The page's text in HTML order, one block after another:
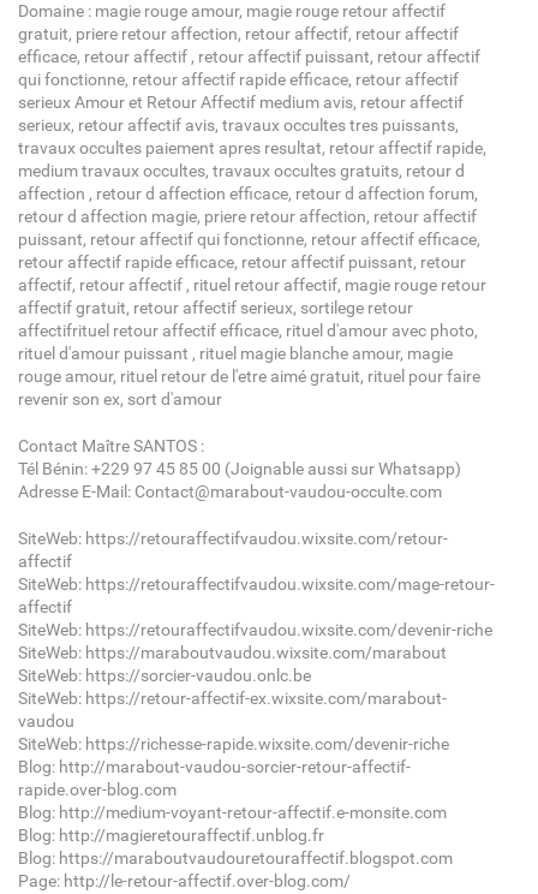
Domaine : magie rouge amour, magie rouge retour affectif
gratuit, priere retour affection, retour affectif, retour affectif
efficace, retour affectif , retour affectif puissant, retour affectif
qui fonctionne, retour affectif rapide efficace, retour affectif
serieux Amour et Retour Affectif medium avis, retour affectif
serieux, retour affectif avis, travaux occultes tres puissants,
travaux occultes paiement apres resultat, retour affectif rapide,
medium travaux occultes, travaux occultes gratuits, retour d
affection , retour d affection efficace, retour d affection forum,
retour d affection magie, priere retour affection, retour affectif
puissant, retour affectif qui fonctionne, retour affectif efficace,
retour affectif rapide efficace, retour affectif puissant, retour
affectif, retour affectif , rituel retour affectif, magie rouge retour
affectif gratuit, retour affectif serieux, sortilege retour
affectifrituel retour affectif efficace, rituel d'amour avec photo,
rituel d'amour puissant , rituel magie blanche amour, magie
rouge amour, rituel retour de l'etre aimé gratuit, rituel pour faire
revenir son ex, sort d'amour
Contact Maître SANTOS :
Tél Bénin: +229 97 45 85 00 (Joignable aussi sur Whatsapp)
Adresse E-Mail: Contact@marabout-vaudou-occulte.com
SiteWeb: https://retouraffectifvaudou.wixsite.com/retour-
affectif
SiteWeb: https://retouraffectifvaudou.wixsite.com/mage-retour-
affectif
SiteWeb: https://retouraffectifvaudou.wixsite.com/devenir-riche
SiteWeb: https://maraboutvaudou.wixsite.com/marabout
SiteWeb: https://sorcier-vaudou.onlc.be
SiteWeb: https://retour-affectif-ex.wixsite.com/marabout-
vaudou
SiteWeb: https://richesse-rapide.wixsite.com/devenir-riche
Blog: http://marabout-vaudou-sorcier-retour-affectif-
rapide.over-blog.com
Blog: http://medium-voyant-retour-affectif.e-monsite.com
Blog: http://magieretouraffectif.unblog.fr
Blog: https://maraboutvaudouretouraffectif.blogspot.com
Page: http://le-retour-affectif.over-blog.com/